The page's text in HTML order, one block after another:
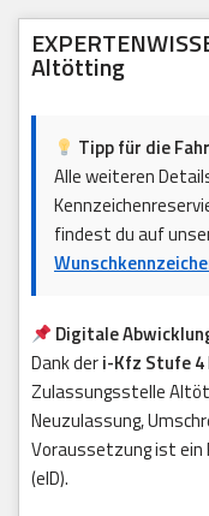
Altötting
Tipp für die
Alle weiteren
findest du auf
Digitale
Dank deri-Kfz Stufe 4
Zulassungsstelle
Neuzulassung,
Voraussetzung ist ein
(eID).